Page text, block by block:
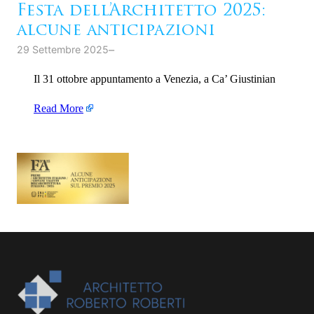
Festa dell’Architetto 2025:
alcune anticipazioni
29 Settembre 2025–
Il 31 ottobre appuntamento a Venezia, a Ca’ Giustinian
Read More